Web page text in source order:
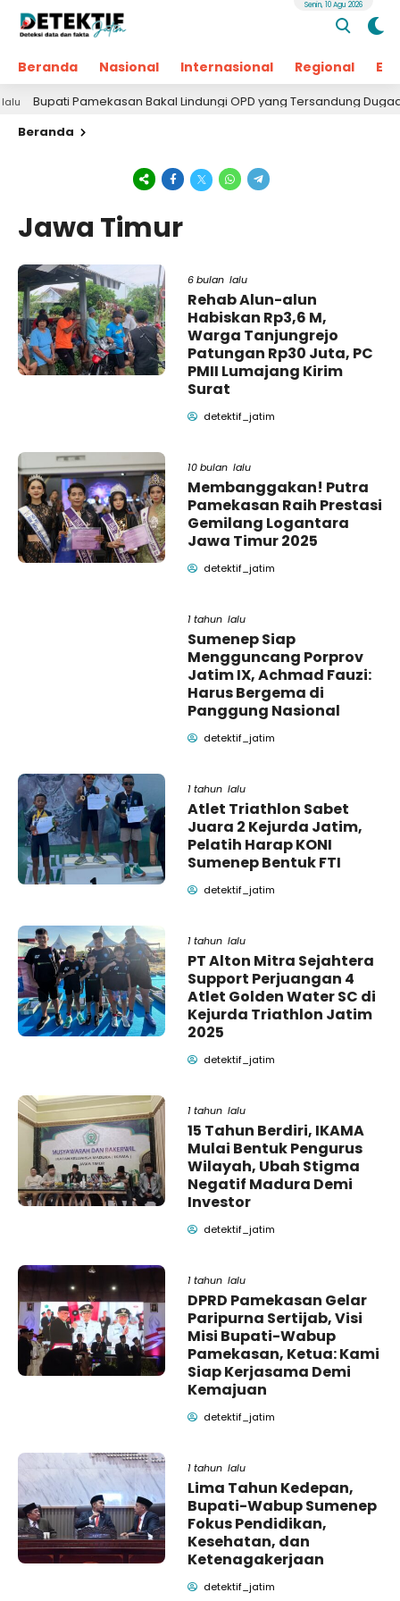
Beranda Nasional Internasional Regional
Senin, 10 Agu 2026
Pamekasan Bakal Lindungi OPD yang Tersandung Dugaan
Beranda
Jawa Timur
6 bulan lalu
Rehab Alun-alun
Habiskan Rp3,6 M,
Warga Tanjungrejo
Patungan Rp30 Juta, PC
PMII Lumajang Kirim
Surat
detektif_jatim
10 bulan lalu
Membanggakan! Putra
Pamekasan Raih Prestasi
Gemilang Logantara
Jawa Timur 2025
detektif_jatim
1 tahun lalu
Sumenep Siap
Mengguncang Porprov
Jatim IX, Achmad Fauzi:
Harus Bergema di
Panggung Nasional
detektif_jatim
1 tahun lalu
Atlet Triathlon Sabet
Juara 2 Kejurda Jatim,
Pelatih Harap KONI
Sumenep Bentuk FTI
detektif_jatim
1 tahun lalu
PT Alton Mitra Sejahtera
Support Perjuangan 4
Atlet Golden Water SC di
Kejurda Triathlon Jatim
2025
detektif_jatim
1 tahun lalu
15 Tahun Berdiri, IKAMA
Mulai Bentuk Pengurus
Wilayah, Ubah Stigma
Negatif Madura Demi
Investor
detektif_jatim
1 tahun lalu
DPRD Pamekasan Gelar
Paripurna Sertijab, Visi
Misi Bupati-Wabup
Pamekasan, Ketua: Kami
Siap Kerjasama Demi
Kemajuan
detektif_jatim
1 tahun lalu
Lima Tahun Kedepan,
Bupati-Wabup Sumenep
Fokus Pendidikan,
Kesehatan, dan
Ketenagakerjaan
detektif_jatim